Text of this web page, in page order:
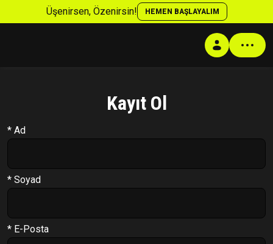
Üşenirsen, Özenirsin! HEMEN BAŞLAYALIM
Supplement Programı
Takip Sistemi
PT Formu
Kayıt Ol
* Ad
* Soyad
* E-Posta